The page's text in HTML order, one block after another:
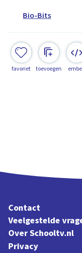
Bio-Bits
favoriet toevoegen
Contact
Veelgestelde
Over Schooltv.nl
Privacy